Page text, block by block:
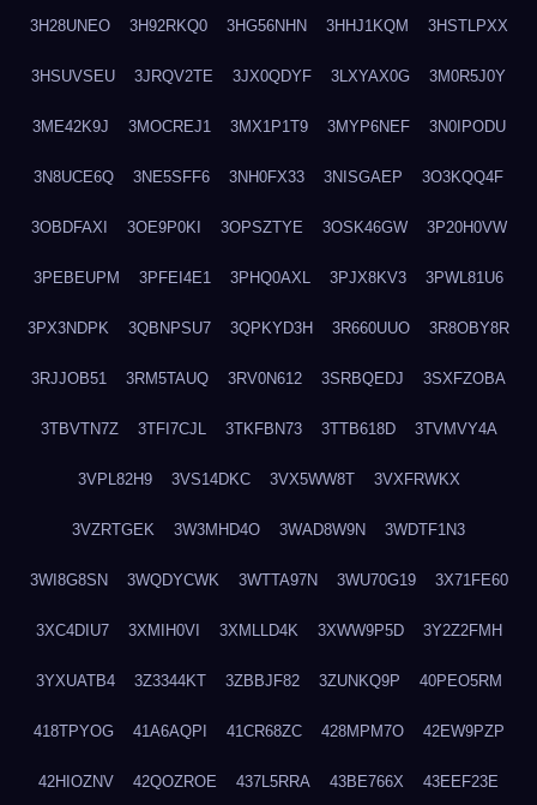
3H28UNEO 3H92RKQ0 3HG56NHN 3HHJ1KQM 3HSTLPXX
3HSUVSEU 3JRQV2TE 3JX0QDYF 3LXYAX0G 3M0R5J0Y
3ME42K9J 3MOCREJ1 3MX1P1T9 3MYP6NEF 3N0IPODU
3N8UCE6Q 3NE5SFF6 3NH0FX33 3NISGAEP 3O3KQQ4F
3OBDFAXI 3OE9P0KI 3OPSZTYE 3OSK46GW 3P20H0VW
3PEBEUPM 3PFEI4E1 3PHQ0AXL 3PJX8KV3 3PWL81U6
3PX3NDPK 3QBNPSU7 3QPKYD3H 3R660UUO 3R8OBY8R
3RJJOB51 3RM5TAUQ 3RV0N612 3SRBQEDJ 3SXFZOBA
3TBVTN7Z 3TFI7CJL 3TKFBN73 3TTB618D 3TVMVY4A
3VPL82H9 3VS14DKC 3VX5WW8T 3VXFRWKX
3VZRTGEK 3W3MHD4O 3WAD8W9N 3WDTF1N3
3WI8G8SN 3WQDYCWK 3WTTA97N 3WU70G19 3X71FE60
3XC4DIU7 3XMIH0VI 3XMLLD4K 3XWW9P5D 3Y2Z2FMH
3YXUATB4 3Z3344KT 3ZBBJF82 3ZUNKQ9P 40PEO5RM
418TPYOG 41A6AQPI 41CR68ZC 428MPM7O 42EW9PZP
42HIOZNV 42QOZROE 437L5RRA 43BE766X 43EEF23E